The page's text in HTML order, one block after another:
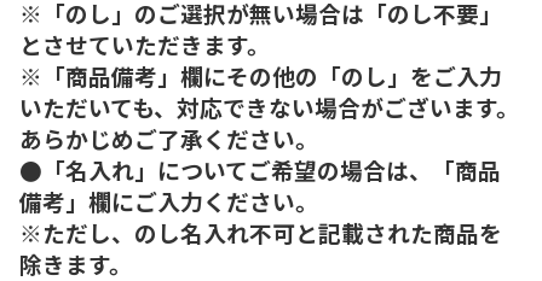
※「のし」のご選択が無い場合は「のし不要」
とさせていただきます。
※「商品備考」欄にその他の「のし」をご入力
いただいても、対応できない場合がございます。
あらかじめご了承ください。
●「名入れ」についてご希望の場合は、「商品
備考」欄にご入力ください。
※ただし、のし名入れ不可と記載された商品を
除きます。